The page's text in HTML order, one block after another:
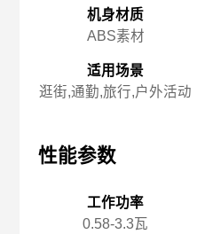
机身材质
ABS素材
适用场景
逛街,通勤,旅行,户外活动
性能参数
工作功率
0.58-3.3瓦